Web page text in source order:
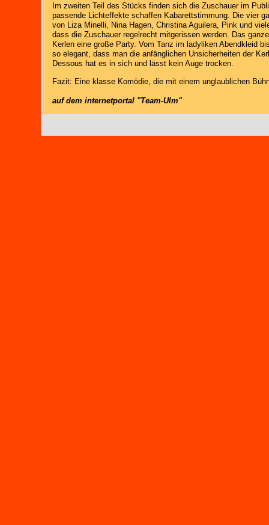
Im zweiten Teil des Stücks finden sich die Zuschauer im
passende Lichteffekte schaffen Kabarettstimmung. Die vier
von Liza Minelli, Nina Hagen, Christina Aguilera, Pink und
dass die Zuschauer regelrecht mitgerissen werden. Das
Kerlen eine große Party. Vom Tanz im ladyliken Abendkleid
so elegant, dass man die anfänglichen Unsicherheiten der
Dessous hat es in sich und lässt kein Auge trocken.
Fazit: Eine klasse Komödie, die mit einem unglaublichen
auf dem internetportal "Team-Ulm"